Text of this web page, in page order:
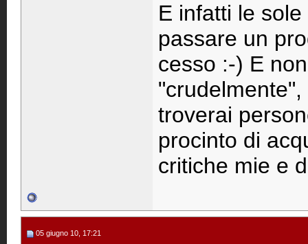
E infatti le
passare un
cesso :-) E
troverai
procinto di
critiche mie e
05 giugno 10, 17:21